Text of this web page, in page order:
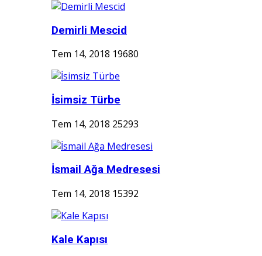
Demirli Mescid
Tem 14, 2018 19680
İsimsiz Türbe
Tem 14, 2018 25293
İsmail Ağa Medresesi
Tem 14, 2018 15392
Kale Kapısı